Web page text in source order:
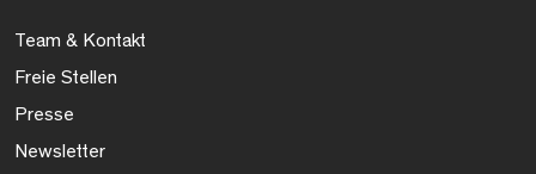
Team & Kontakt
Freie Stellen
Presse
Newsletter